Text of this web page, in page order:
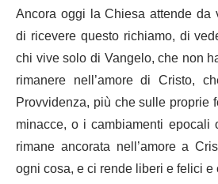
Ancora oggi la Chiesa attende da
di ricevere questo richiamo, di
chi vive solo di Vangelo, che non
rimanere nell’amore di Cristo,
Provvidenza, più che sulle proprie
minacce, o i cambiamenti
rimane ancorata nell’amore a
ogni cosa, e ci rende liberi e felici